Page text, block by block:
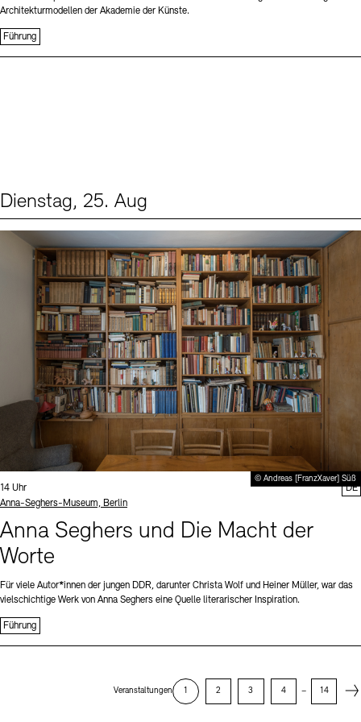
Architekturmodellen der Akademie der Künste.
Führung
Dienstag, 25. Aug
© Andreas [FranzXaver] Süß
Uhrzeit:
14 Uhr
Standort
Anna-Seghers-Museum, Berlin
Anna Seghers und Die Macht der
Worte
Für viele Autor*innen der jungen DDR, darunter Christa Wolf und Heiner Müller, war das
vielschichtige Werk von Anna Seghers eine Quelle literarischer Inspiration.
Führung
DE
Veranstaltungen 1 2 3 4 – 14